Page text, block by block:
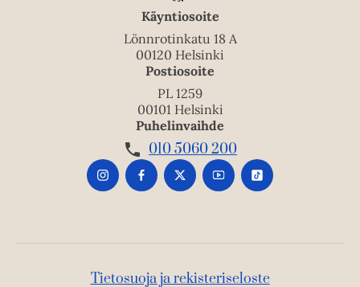
Käyntiosoite
Lönnrotinkatu 18 A
00120 Helsinki
Postiosoite
PL 1259
00101 Helsinki
Puhelinvaihde
010 5060 200
Tietosuoja ja rekisteriseloste